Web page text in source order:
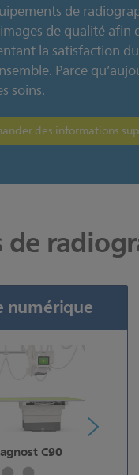
de
de qualité
la satisfaction
Parce
soins.
des informations
de
numérique
C90